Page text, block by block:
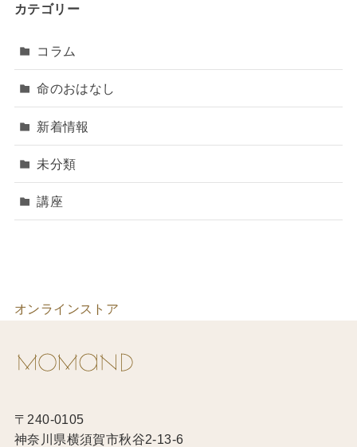
カテゴリー
コラム
命のおはなし
新着情報
未分類
講座
オンラインストア
〒240-0105
神奈川県横須賀市秋谷2-13-6